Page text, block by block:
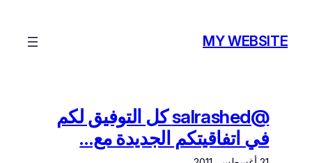
المحتوى
MY WEBSITE
@salrashed كل التوفيق لكم
في اتفاقيتكم الجديدة مع…